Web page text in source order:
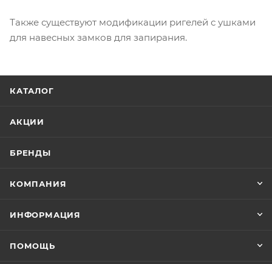
Также существуют модификации ригелей с ушками
для навесных замков для запирания.
КАТАЛОГ
АКЦИИ
БРЕНДЫ
КОМПАНИЯ
ИНФОРМАЦИЯ
ПОМОЩЬ